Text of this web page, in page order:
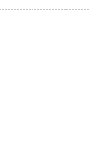
登録頂いたお客様は